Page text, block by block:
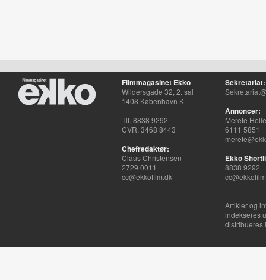
Filmmagasinet Ekko
Wildersgade 32, 2. sal
1408 København K
Tlf. 8838 9292
CVR. 3468 8443
Chefredaktør:
Claus Christensen
2729 0011
cc@ekkofilm.dk
Sekretariat:
Annoncer:
Merete
6111 5851
Ekko
8838 9292
Artikler og
indekseres
distribueres